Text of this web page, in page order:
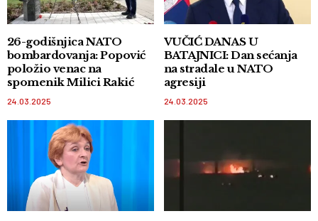
26-godišnjica NATO
bombardovanja: Popović
položio venac na
spomenik Milici Rakić
24.03.2025
VUČIĆ DANAS U
BATAJNICI: Dan sećanja
na stradale u NATO
agresiji
24.03.2025